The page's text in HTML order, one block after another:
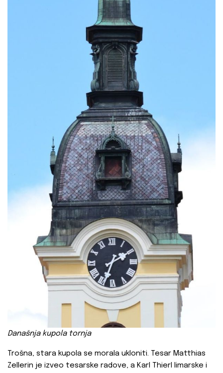
Današnja kupola tornja
Trošna, stara kupola se morala ukloniti. Tesar Matthias
Zellerin je izveo tesarske radove, a Karl Thierl limarske i